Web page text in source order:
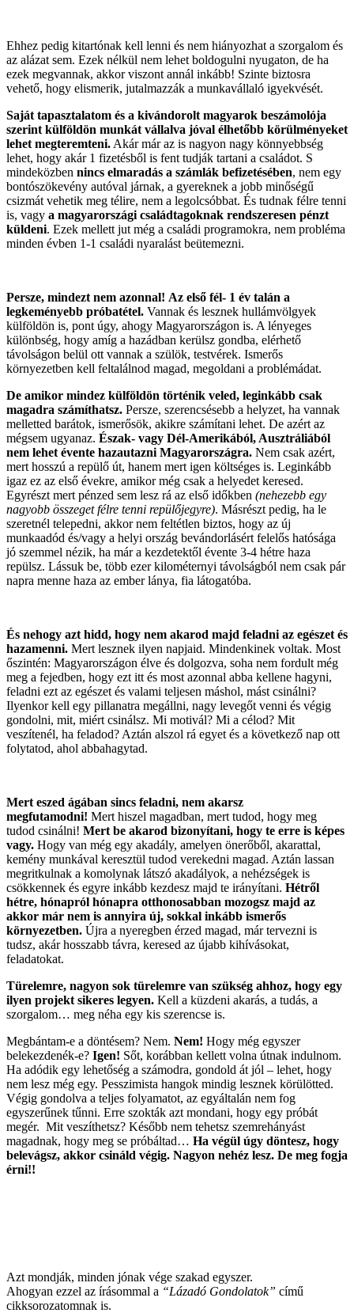
Ehhez pedig kitartónak kell lenni és nem hiányozhat a szorgalom és
az alázat sem. Ezek nélkül nem lehet boldogulni nyugaton, de ha
ezek megvannak, akkor viszont annál inkább! Szinte biztosra
vehető, hogy elismerik, jutalmazzák a munkavállaló igyekvését.
Saját tapasztalatom és a kivándorolt magyarok beszámolója
szerint külföldön munkát vállalva jóval élhetőbb körülményeket
lehet megteremteni.Akár már az is nagyon nagy könnyebbség
lehet, hogy akár 1 fizetésből is fent tudják tartani a családot. S
mindeközben nincs elmaradás a számlák befizetésében, nem egy
bontószökevény autóval járnak, a gyereknek a jobb minőségű
csizmát vehetik meg télire, nem a legolcsóbbat. És tudnak félre tenni
is, vagy a magyarországi családtagoknak rendszeresen pénzt
küldeni. Ezek mellett jut még a családi programokra, nem probléma
minden évben 1-1 családi nyaralást beütemezni.
Persze, mindezt nem azonnal! Az első fél- 1 év talán a
legkeményebb próbatétel. Vannak és lesznek hullámvölgyek
külföldön is, pont úgy, ahogy Magyarországon is. A lényeges
különbség, hogy amíg a hazádban kerülsz gondba, elérhető
távolságon belül ott vannak a szülök, testvérek. Ismerős
környezetben kell feltalálnod magad, megoldani a problémádat.
De amikor mindez külföldön történik veled, leginkább csak
magadra számíthatsz. Persze, szerencsésebb a helyzet, ha vannak
melletted barátok, ismerősök, akikre számítani lehet. De azért az
mégsem ugyanaz. Észak- vagy Dél-Amerikából, Ausztráliából
nem lehet évente hazautazni Magyarországra. Nem csak azért,
mert hosszú a repülő út, hanem mert igen költséges is. Leginkább
igaz ez az első évekre, amikor még csak a helyedet keresed.
Egyrészt mert pénzed sem lesz rá az első időkben (nehezebb egy
nagyobb összeget félre tenni repülőjegyre). Másrészt pedig, ha le
szeretnél telepedni, akkor nem feltétlen biztos, hogy az új
munkaadód és/vagy a helyi ország bevándorlásért felelős hatósága
jó szemmel nézik, ha már a kezdetektől évente 3-4 hétre haza
repülsz. Lássuk be, több ezer kilométernyi távolságból nem csak pár
napra menne haza az ember lánya, fia látogatóba.
És nehogy azt hidd, hogy nem akarod majd feladni az egészet és
hazamenni. Mert lesznek ilyen napjaid. Mindenkinek voltak. Most
őszintén: Magyarországon élve és dolgozva, soha nem fordult még
meg a fejedben, hogy ezt itt és most azonnal abba kellene hagyni,
feladni ezt az egészet és valami teljesen máshol, mást csinálni?
Ilyenkor kell egy pillanatra megállni, nagy levegőt venni és végig
gondolni, mit, miért csinálsz. Mi motivál? Mi a célod? Mit
veszítenél, ha feladod? Aztán alszol rá egyet és a következő nap ott
folytatod, ahol abbahagytad.
Mert eszed ágában sincs feladni, nem akarsz
megfutamodni! Mert hiszel magadban, mert tudod, hogy meg
tudod csinálni! Mert be akarod bizonyítani, hogy te erre is képes
vagy. Hogy van még egy akadály, amelyen önerőből, akarattal,
kemény munkával keresztül tudod verekedni magad. Aztán lassan
megritkulnak a komolynak látszó akadályok, a nehézségek is
csökkennek és egyre inkább kezdesz majd te irányítani. Hétről
hétre, hónapról hónapra otthonosabban mozogsz majd az
akkor már nem is annyira új, sokkal inkább ismerős
környezetben. Újra a nyeregben érzed magad, már tervezni is
tudsz, akár hosszabb távra, keresed az újabb kihívásokat,
feladatokat.
Türelemre, nagyon sok türelemre van szükség ahhoz, hogy egy
ilyen projekt sikeres legyen. Kell a küzdeni akarás, a tudás, a
szorgalom… meg néha egy kis szerencse is.
Megbántam-e a döntésem? Nem. Nem! Hogy még egyszer
belekezdenék-e? Igen! Sőt, korábban kellett volna útnak indulnom.
Ha adódik egy lehetőség a számodra, gondold át jól – lehet, hogy
nem lesz még egy. Pesszimista hangok mindig lesznek körülötted.
Végig gondolva a teljes folyamatot, az egyáltalán nem fog
egyszerűnek tűnni. Erre szokták azt mondani, hogy egy próbát
megér. Mit veszíthetsz? Később nem tehetsz szemrehányást
magadnak, hogy meg se próbáltad… Ha végül úgy döntesz, hogy
belevágsz, akkor csináld végig. Nagyon nehéz lesz. De meg fogja
érni!!
Azt mondják, minden jónak vége szakad egyszer.
Ahogyan ezzel az írásommal a “Lázadó Gondolatok” című
cikksorozatomnak is.